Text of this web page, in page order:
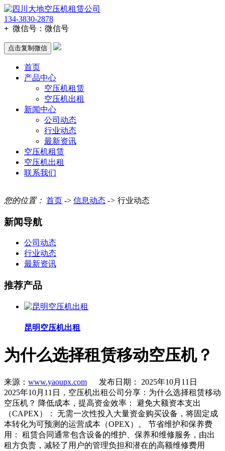
134-3830-2878
+ 微信号： 微信号
点击复制微信
首页
产品中心
空压机租赁
空压机出租
新闻中心
公司动态
行业动态
最新资讯
空压机租赁
空压机出租
联系我们
您的位置： 首页 -> 信息动态 -> 行业动态
新闻导航
公司动态
行业动态
最新资讯
推荐产品
昆明空压机出租
为什么选择租赁移动空压机？
来源： www.yaoupx.com 发布日期： 2025年10月11日
2025年10月11日，空压机出租公司分享：为什么选择租赁移动
空压机？ 降低成本，提高资金效率： 避免大额资本支出
（CAPEX）： 无需一次性投入大量资金购买设备，将固定成
本转化为可预测的运营成本（OPEX）。 节省维护和保养费
用： 租赁合同通常包含设备的维护、保养和维修服务，由出
租方负责，减轻了用户的管理负担和潜在的高额维修费用